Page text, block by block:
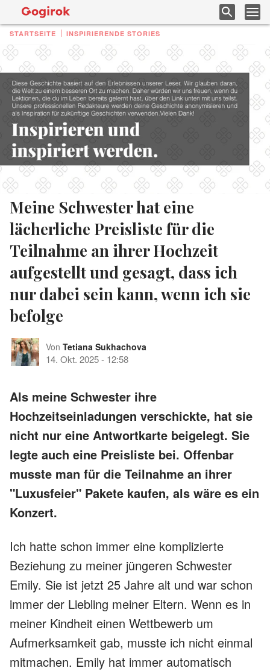
STARTSEITE INSPIRIERENDE STORIES
Meine Schwester hat eine
lächerliche Preisliste für die
Teilnahme an ihrer Hochzeit
aufgestellt und gesagt, dass ich
nur dabei sein kann, wenn ich sie
befolge
Von Tetiana Sukhachova
14. Okt. 2025- 12:58
Als meine Schwester ihre
Hochzeitseinladungen verschickte, hat sie
nicht nur eine Antwortkarte beigelegt. Sie
legte auch eine Preisliste bei. Offenbar
musste man für die Teilnahme an ihrer
"Luxusfeier" Pakete kaufen, als wäre es ein
Konzert.
Ich hatte schon immer eine komplizierte
Beziehung zu meiner jüngeren Schwester
Emily. Sie ist jetzt 25 Jahre alt und war schon
immer der Liebling meiner Eltern. Wenn es in
meiner Kindheit einen Wettbewerb um
Aufmerksamkeit gab, musste ich nicht einmal
mitmachen. Emily hat immer automatisch